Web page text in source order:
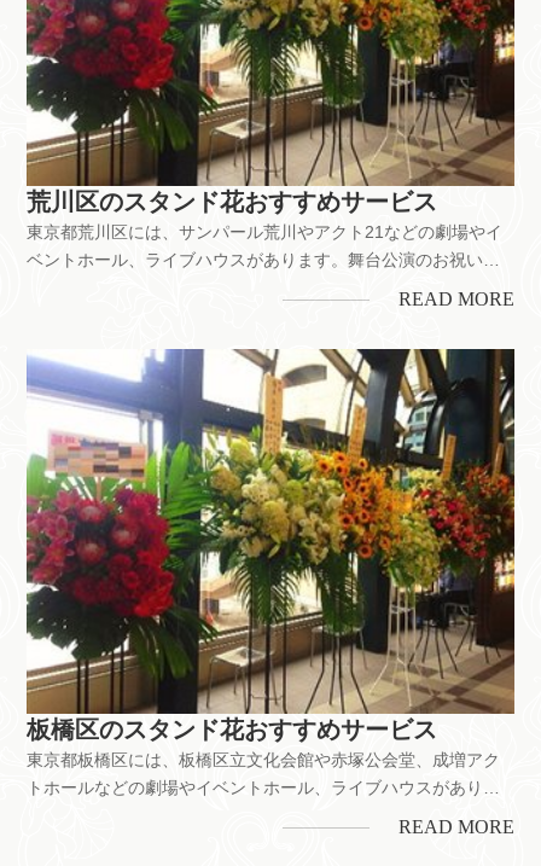
荒川区のスタンド花おすすめサービス
東京都荒川区には、サンパール荒川やアクト21などの劇場やイ
ベントホール、ライブハウスがあります。舞台公演のお祝いを
あります。他の区...
READ MORE
板橋区のスタンド花おすすめサービス
東京都板橋区には、板橋区立文化会館や赤塚公会堂、成増アク
トホールなどの劇場やイベントホール、ライブハウスがありま
す。舞台公演のお祝いをはじめ、お店の開業・開店、企業の移
READ MORE